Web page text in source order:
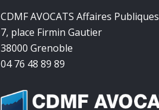
CDMF AVOCATS Affaires Publiques
7, place Firmin Gautier
38000 Grenoble
04 76 48 89 89